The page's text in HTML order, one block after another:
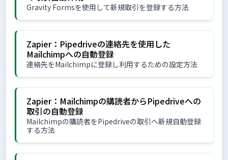
Gravity Formsを使用して新規取引を登録する方法
Zapier：Pipedriveの連絡先を使用した
Mailchimpへの自動登録
連絡先をMailchimpに登録し利用するための設定方法
Zapier：Mailchimpの購読者からPipedriveへの
取引の自動登録
Mailchimpの購読者をPipedriveの取引へ新規自動登録
する方法